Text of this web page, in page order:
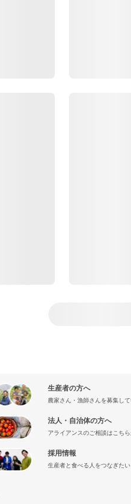
生産者の方へ
農家さん・漁師さんを募集し
法人・自治体の方へ
アライアンスのご相談はこちら
採用情報
生産者と食べる人をつなぎたい